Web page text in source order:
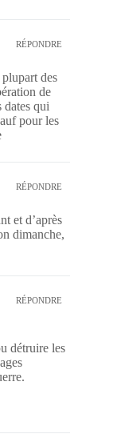
RÉPONDRE
des
de
dates qui
pour les
RÉPONDRE
et d’après
dimanche,
RÉPONDRE
détruire les